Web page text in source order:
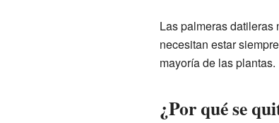
Las palmeras datileras
necesitan estar
mayoría de las plantas.
¿Por qué se